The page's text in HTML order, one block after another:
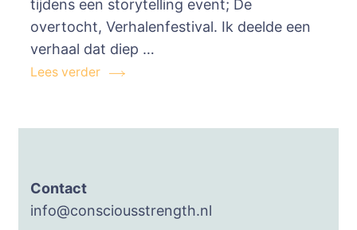
tijdens een storytelling event; De
overtocht, Verhalenfestival. Ik deelde een
verhaal dat diep …
Lees verder
Contact
info@consciousstrength.nl